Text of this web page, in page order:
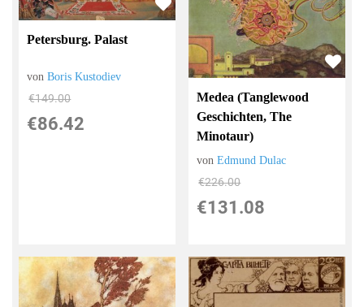
Petersburg. Palast
vonBoris Kustodiev
€149.00
€86.42
Medea (Tanglewood
Geschichten, The
Minotaur)
vonEdmund Dulac
€226.00
€131.08